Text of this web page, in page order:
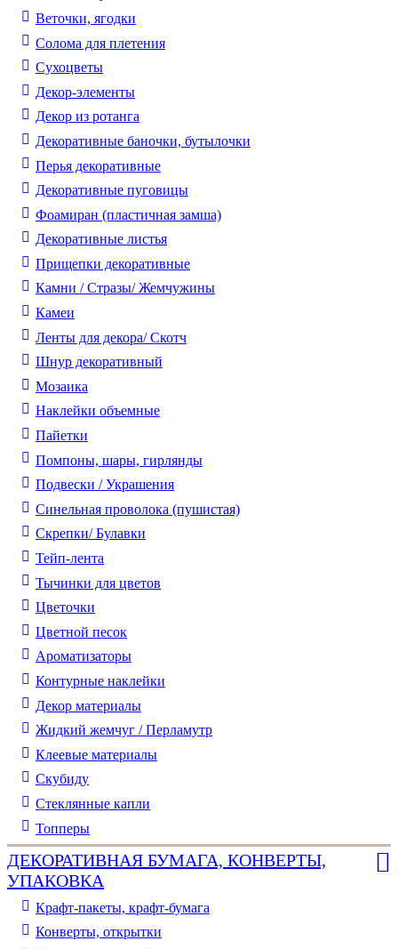
Веточки, ягодки
Солома для плетения
Cухоцветы
Декор-элементы
Декор из ротанга
Декоративные баночки, бутылочки
Перья декоративные
Декоративные пуговицы
Фоамиран (пластичная замша)
Декоративные листья
Прищепки декоративные
Камни / Cтразы/ Жемчужины
Камеи
Ленты для декора/ Скотч
Шнур декоративный
Мозаика
Наклейки объемные
Пайетки
Помпоны, шары, гирлянды
Подвески / Украшения
Синельная проволока (пушистая)
Скрепки/ Булавки
Тейп-лента
Тычинки для цветов
Цветочки
Цветной песок
Ароматизаторы
Контурные наклейки
Декор материалы
Жидкий жемчуг / Перламутр
Клеевые материалы
Скубиду
Стеклянные капли
Топперы
ДЕКОРАТИВНАЯ БУМАГА, КОНВЕРТЫ,
УПАКОВКА
Крафт-пакеты, крафт-бумага
Конверты, открытки